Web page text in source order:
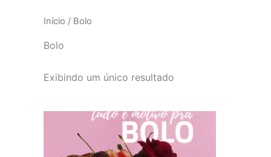
Início / Bolo
Bolo
Exibindo um único resultado